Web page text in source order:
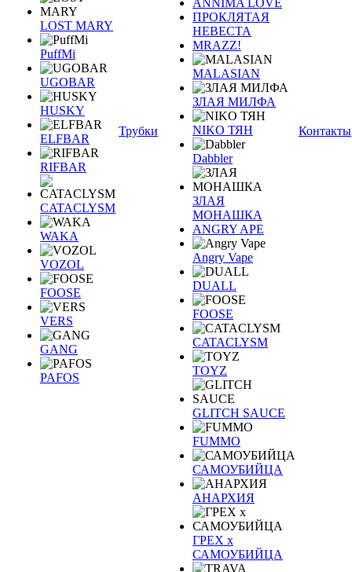
LOST MARY
PuffMi
UGOBAR
HUSKY
ELFBAR
RIFBAR
CATACLYSM
WAKA
VOZOL
FOOSE
VERS
GANG
PAFOS
Трубки
ANNIMA LOVE
ПРОКЛЯТАЯ
НЕВЕСТА
MRAZZ!
MALASIAN
ЗЛАЯ МИЛФА
NIKO ТЯН
Dabbler
ЗЛАЯ
МОНАШКА
ANGRY APE
Angry Vape
DUALL
FOOSE
CATACLYSM
TOYZ
GLITCH SAUCE
FUMMO
САМОУБИЙЦА
АНАРХИЯ
ГРЕХ х
САМОУБИЙЦА
Контакты